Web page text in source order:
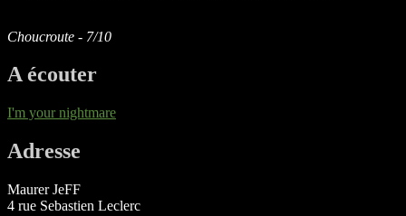
Choucroute - 7/10
A écouter
I'm your nightmare
Adresse
Maurer JeFF
4 rue Sebastien Leclerc